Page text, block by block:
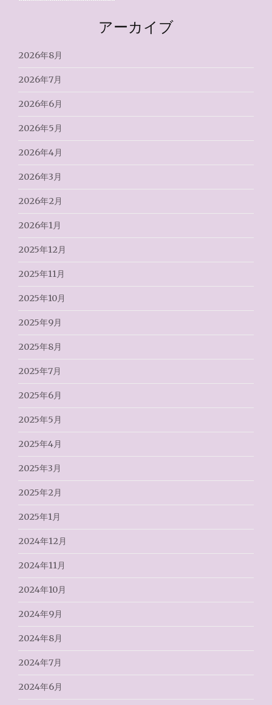
アーカイブ
2026年8月
2026年7月
2026年6月
2026年5月
2026年4月
2026年3月
2026年2月
2026年1月
2025年12月
2025年11月
2025年10月
2025年9月
2025年8月
2025年7月
2025年6月
2025年5月
2025年4月
2025年3月
2025年2月
2025年1月
2024年12月
2024年11月
2024年10月
2024年9月
2024年8月
2024年7月
2024年6月